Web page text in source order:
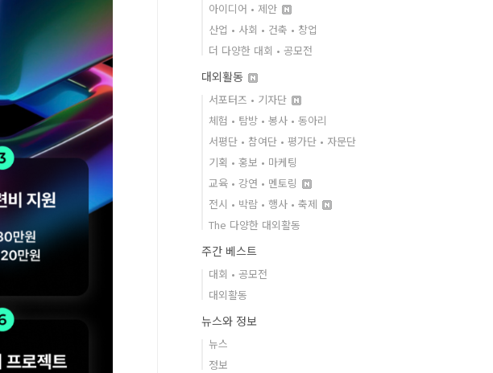
아이디어 • 제안
산업 • 사회 • 건축 • 창업
더 다양한 대회 • 공모전
대외활동
서포터즈 • 기자단
체험 • 탐방 • 봉사 • 동아리
서평단 • 참여단 • 평가단 • 자문단
기획 • 홍보 • 마케팅
교육 • 강연 • 멘토링
전시 • 박람 • 행사 • 축제
The 다양한 대외활동
주간 베스트
대회 • 공모전
대외활동
뉴스와 정보
뉴스
정보